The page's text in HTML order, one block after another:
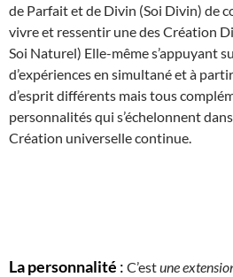
de Parfait et de Divin (Soi Divin) de
vivre et ressentir une des Création
Soi Naturel) Elle-même s’appuyant
d’expériences en simultané et à
d’esprit différents mais tous
personnalités qui s’échelonnent
Création universelle continue.
La personnalité : C’estune